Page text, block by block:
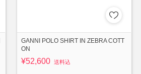
GANNI POLO SHIRT IN ZEBRA COTT
ON
¥52,600 送料込